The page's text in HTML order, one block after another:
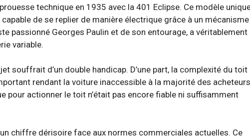
technique en 1935 avec la 401 Eclipse. Ce modèle
de se replier de manière électrique grâce à un mécanisme
passionné Georges Paulin et de son entourage, a véritablement
variable.
souffrait d’un double handicap. D’une part, la complexité du toit
rendant la voiture inaccessible à la majorité des
pour actionner le toit n’était pas encore fiable ni suffisamment
chiffre dérisoire face aux normes commerciales actuelles. Ce